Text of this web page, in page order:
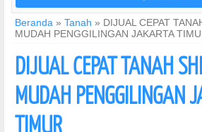
Beranda » Tanah » DIJUAL CEPAT
MUDAH PENGGILINGAN JAKARTA
DIJUAL CEPAT TANAH
MUDAH PENGGILINGAN
TIMUR